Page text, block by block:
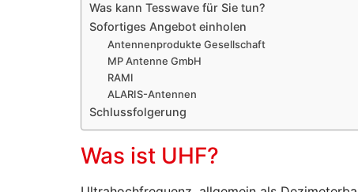
Was kann Tesswave für Sie tun?
Sofortiges Angebot einholen
Antennenprodukte Gesellschaft
MP Antenne GmbH
RAMI
ALARIS-Antennen
Schlussfolgerung
Was ist UHF?